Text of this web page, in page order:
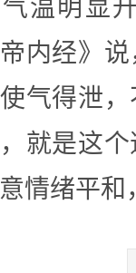
温明显
帝内经》
气得泄
就是这
情绪平和